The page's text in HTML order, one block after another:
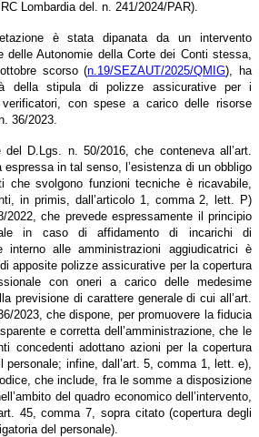
Lombardia del. n. 241/2024/PAR).
è stata dipanata da un intervento
delle Autonomie della Corte dei Conti stessa,
scorso (n.19/SEZAUT/2025/QMIG), ha
della stipula di polizze assicurative per i
con spese a carico delle risorse
36/2023.
del D Lgs. n. 50/2016, che conteneva all’art.
in tal senso, l’esistenza di un obbligo
che svolgono funzioni tecniche è ricavabile,
in primis, dall’articolo 1, comma 2, lett. P)
che prevede espressamente il principio
in caso di affidamento di incarichi di
interno alle amministrazioni aggiudicatrici è
apposite polizze assicurative per la copertura
con oneri a carico delle medesime
previsione di carattere generale di cui all’art.
2023, che dispone, per promuovere la fiducia
e corretta dell’amministrazione, che le
concedenti adottano azioni per la copertura
infine, dall’art. 5, comma 1, lett. e),
che include, fra le somme a disposizione
del quadro economico dell’intervento,
45, comma 7, sopra citato (copertura degli
del personale).